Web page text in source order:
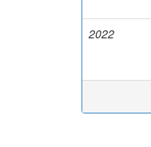
2022